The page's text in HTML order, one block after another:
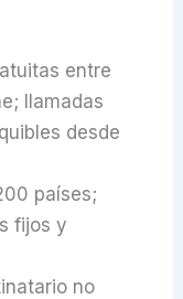
entre
llamadas
desde
países;
fijos y
no